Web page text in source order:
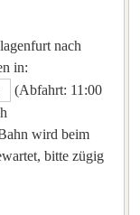
nach
in:
(Abfahrt: 11:00
wird beim
bitte zügig